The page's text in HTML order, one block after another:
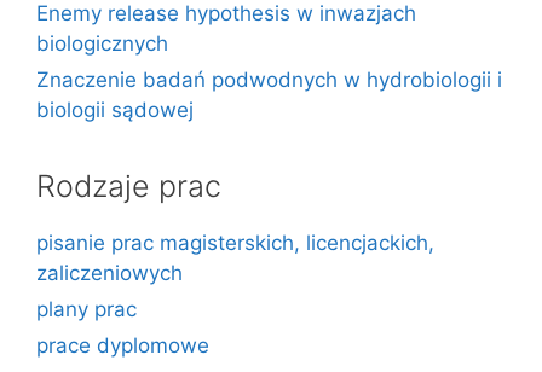
Enemy release hypothesis w inwazjach
biologicznych
Znaczenie badań podwodnych w hydrobiologii i
biologii sądowej
Rodzaje prac
pisanie prac magisterskich, licencjackich,
zaliczeniowych
plany prac
prace dyplomowe